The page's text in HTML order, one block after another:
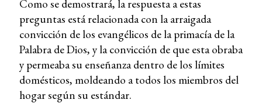
Como se demostrará, la respuesta a estas
preguntas está relacionada con la arraigada
convicción de los evangélicos de la primacía de la
Palabra de Dios, y la convicción de que esta obraba
y permeaba su enseñanza dentro de los límites
domésticos, moldeando a todos los miembros del
hogar según su estándar.